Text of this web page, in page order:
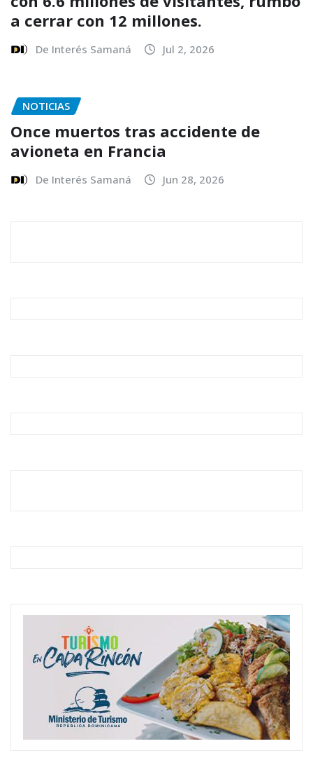
a cerrar con 12 millones.
De Interés Samaná Jul 2, 2026
NOTICIAS
Once muertos tras accidente de
avioneta en Francia
De Interés Samaná Jun 28, 2026